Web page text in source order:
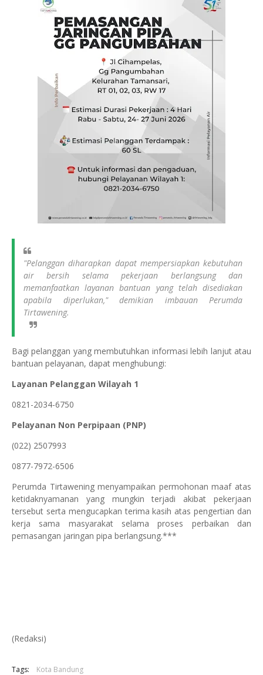
"Pelanggan diharapkan dapat mempersiapkan kebutuhan
air bersih selama pekerjaan berlangsung dan
memanfaatkan layanan bantuan yang telah disediakan
apabila diperlukan," demikian imbauan Perumda
Tirtawening.
Bagi pelanggan yang membutuhkan informasi lebih lanjut atau
bantuan pelayanan, dapat menghubungi:
Layanan Pelanggan Wilayah 1
0821-2034-6750
Pelayanan Non Perpipaan (PNP)
(022) 2507993
0877-7972-6506
Perumda Tirtawening menyampaikan permohonan maaf atas
ketidaknyamanan yang mungkin terjadi akibat pekerjaan
tersebut serta mengucapkan terima kasih atas pengertian dan
kerja sama masyarakat selama proses perbaikan dan
pemasangan jaringan pipa berlangsung.***
(Redaksi)
Tags: Kota Bandung